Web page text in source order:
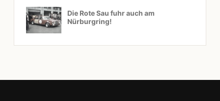
Die Rote Sau fuhr auch am
Nürburgring!